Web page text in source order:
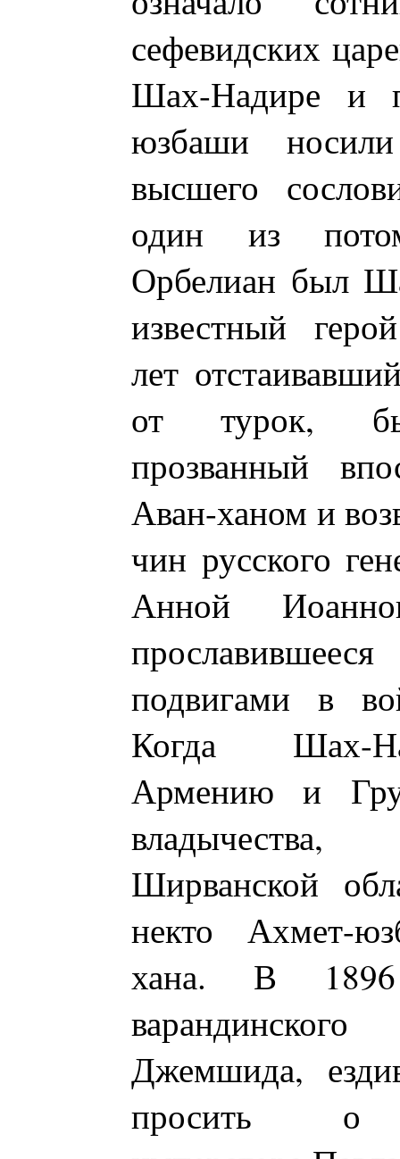
сефевидских
Шах-Надире и
юзбаши
высшего
один из
Орбелиан был
известный
лет
от турок,
прозванный
Аван-ханом и
чин русского
Анной
подвигами в
Когда Шах-
Армению и
Ширванской
некто Ахмет-
хана. В
Джемшида,
просить о